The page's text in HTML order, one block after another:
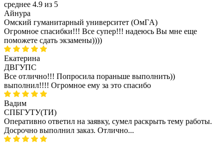
среднее 4.9 из 5
Айнура
Омский гуманитарный университет (ОмГA)
Огромное спасибки!!! Все супер!!! надеюсь Вы мне еще
поможете сдать экзамены))))
Екатерина
ДВГУПС
Все отлично!!! Попросила пораньше выполнить))
выполнил!!!! Огромное ему за это спасибо
Вадим
СПБГУТУ(ТИ)
Оперативно ответил на заявку, сумел раскрыть тему работы.
Досрочно выполнил заказ. Отлично...